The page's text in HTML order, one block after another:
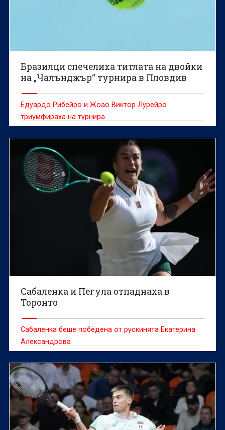
Бразилци спечелиха титлата на двойки
на „Чалънджър“ турнира в Пловдив
Едуардо Рибейро и Жоао Виктор Лурейро
триумфираха на турнира
Сабаленка и Пегула отпаднаха в
Торонто
Сабаленка беше победена от рускинята Екатерина
Александрова